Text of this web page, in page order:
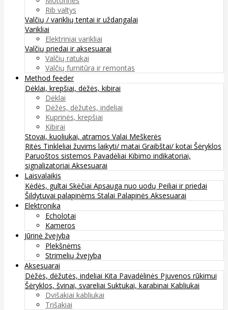
Rib valtys
Valčių / variklių tentai ir uždangalai
Varikliai
Elektriniai varikliai
Valčių priedai ir aksesuarai
Valčių ratukai
Valčių furnitūra ir remontas
Method feeder
Dėklai, krepšiai, dėžės, kibirai
Dėklai
Dėžės, dėžutės, indeliai
Kuprinės, krepšiai
Kibirai
Stovai, kuoliukai, atramos Valai Meškerės
Ritės Tinkleliai žuvims laikyti/ matai Graibštai/ kotai Šėryklos
Paruoštos sistemos Pavadėliai Kibimo indikatoriai,
signalizatoriai Aksesuarai
Laisvalaikis
Kėdės, gultai Skėčiai Apsauga nuo uodų Peiliai ir priedai
Šildytuvai palapinėms Stalai Palapinės Aksesuarai
Elektronika
Echolotai
Kameros
Jūrinė žvejyba
Plekšnėms
Strimelių žvejyba
Aksesuarai
Dėžės, dėžutės, indeliai Kita Pavadėlinės Pjuvenos rūkimui
Šėryklos, švinai, svareliai Suktukai, karabinai Kabliukai
Dvišakiai kabliukai
Trišakiai